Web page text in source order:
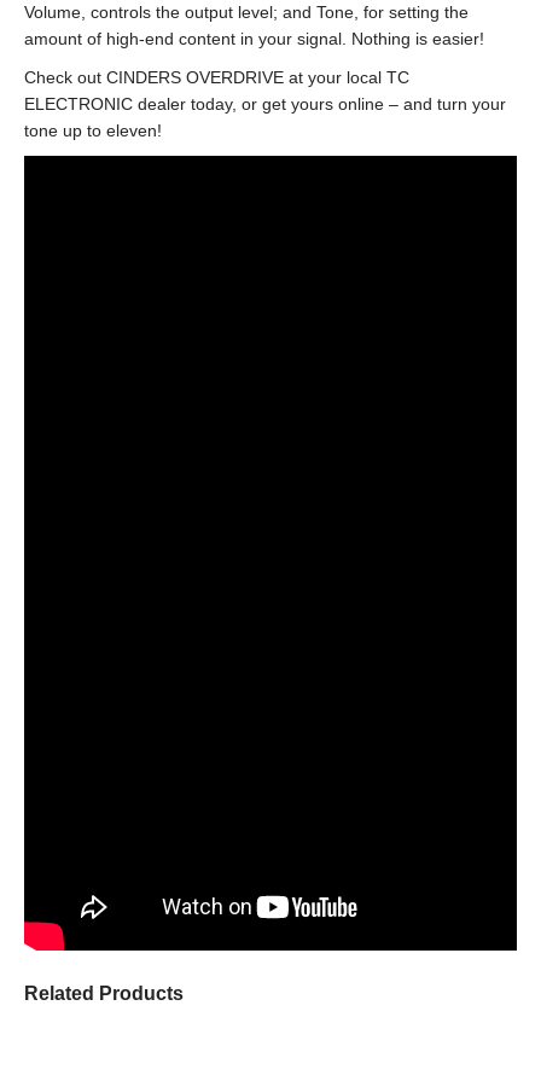
Volume, controls the output level; and Tone, for setting the
amount of high-end content in your signal. Nothing is easier!
Check out CINDERS OVERDRIVE at your local TC
ELECTRONIC dealer today, or get yours online – and turn your
tone up to eleven!
Related Products